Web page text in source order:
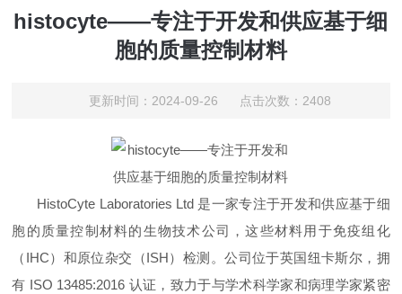
histocyte——专注于开发和供应基于细
胞的质量控制材料
更新时间：2024-09-26 点击次数：2408
HistoCyte Laboratories Ltd 是一家专注于开发和供应基于细
胞的质量控制材料的生物技术公司，这些材料用于免疫组化
（IHC）和原位杂交（ISH）检测。公司位于英国纽卡斯尔，拥
有 ISO 13485:2016 认证，致力于与学术科学家和病理学家紧密